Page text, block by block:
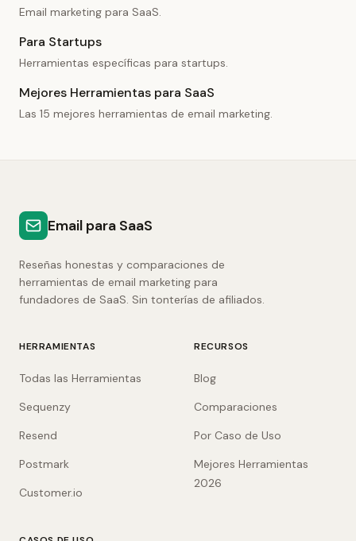
Email marketing para SaaS.
Para Startups
Herramientas específicas para startups.
Mejores Herramientas para SaaS
Las 15 mejores herramientas de email marketing.
Email para SaaS
Reseñas honestas y comparaciones de
herramientas de email marketing para
fundadores de SaaS. Sin tonterías de afiliados.
HERRAMIENTAS
Todas las Herramientas
Sequenzy
Resend
Postmark
Customer.io
RECURSOS
Blog
Comparaciones
Por Caso de Uso
Mejores Herramientas
2026